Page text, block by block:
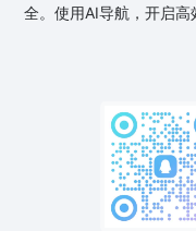
全。使用AI导航，开启